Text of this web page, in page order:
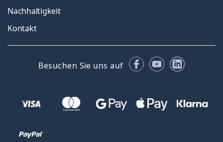
Nachhaltigkeit
Kontakt
Besuchen Sie uns auf Facebook
YouTubeLinkedIn